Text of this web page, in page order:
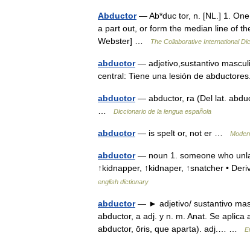
Abductor— Ab*duc tor, n. [NL.] 1. One
a part out, or form the median line of
Webster] …
The Collaborative International
abductor— adjetivo,sustantivo
central: Tiene una lesión de
abductor— abductor, ra (Del lat.
Diccionario de la lengua española
abductor— is spelt or, not er …
abductor— noun 1. someone who
↑kidnapper, ↑kidnaper, ↑snatcher •
english dictionary
abductor— ► adjetivo/ sustantivo
abductor, a adj. y n. m. Anat. Se aplica
abductor, ōris, que aparta). adj.… …